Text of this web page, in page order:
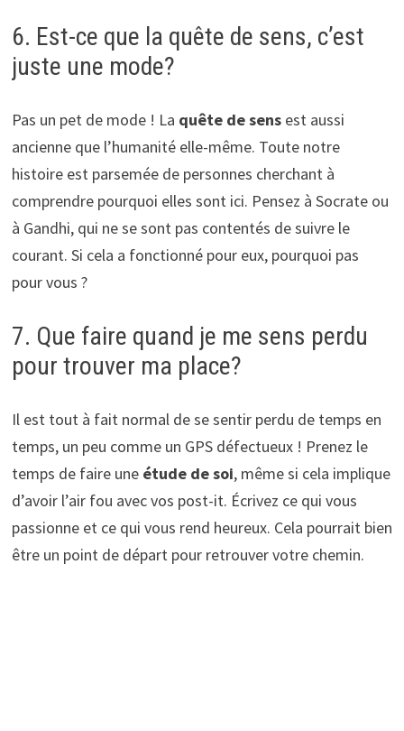
6. Est-ce que la quête de sens, c’est
juste une mode?
Pas un pet de mode ! La quête de sensest aussi
ancienne que l’humanité elle-même. Toute notre
histoire est parsemée de personnes cherchant à
comprendre pourquoi elles sont ici. Pensez à Socrate ou
à Gandhi, qui ne se sont pas contentés de suivre le
courant. Si cela a fonctionné pour eux, pourquoi pas
pour vous ?
7. Que faire quand je me sens perdu
pour trouver ma place?
Il est tout à fait normal de se sentir perdu de temps en
temps, un peu comme un GPS défectueux ! Prenez le
temps de faire une étude de soi, même si cela implique
d’avoir l’air fou avec vos post-it. Écrivez ce qui vous
passionne et ce qui vous rend heureux. Cela pourrait bien
être un point de départ pour retrouver votre chemin.